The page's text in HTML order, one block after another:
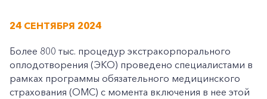
24 СЕНТЯБРЯ 2024
Более 800 тыс. процедур экстракорпорального
оплодотворения (ЭКО) проведено специалистами в
рамках программы обязательного медицинского
страхования (ОМС) с момента включения в нее этой